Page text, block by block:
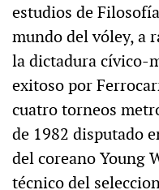
estudios de
mundo del vóley, a
la dictadura cívico-
exitoso por
cuatro torneos
de 1982 disputado
del coreano Young
técnico del